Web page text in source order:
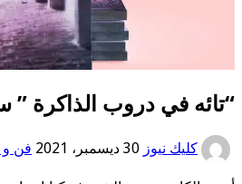
“تائه في دروب الذاكرة ”
كليك نيوز 30 ديسمبر، 2021 فن و